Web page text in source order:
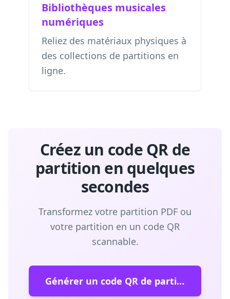
Bibliothèques musicales
numériques
Reliez des matériaux physiques à
des collections de partitions en
ligne.
Créez un code QR de
partition en quelques
secondes
Transformez votre partition PDF ou
votre partition en un code QR
scannable.
Générer un code QR de partition